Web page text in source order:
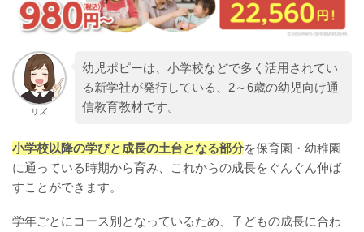
リズ
幼児ポピーは、小学校などで多く活用されてい
る新学社が発行している、2～6歳の幼児向け通
信教育教材です。
小学校以降の学びと成長の土台となる部分を保育園・幼稚園
に通っている時期から育み、これからの成長をぐんぐん伸ば
すことができます。
学年ごとにコース別となっているため、子どもの成長に合わ